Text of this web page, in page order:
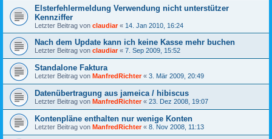
Elsterfehlermeldung Verwendung nicht unterstützer
Kennziffer
Letzter Beitrag von claudiar« 14. Jan 2010, 16:24
Nach dem Update kann ich keine Kasse mehr buchen
Letzter Beitrag von claudiar« 7. Sep 2009, 15:52
Standalone Faktura
Letzter Beitrag von ManfredRichter« 3. Mär 2009, 20:49
Datenübertragung aus jameica / hibiscus
Letzter Beitrag von ManfredRichter« 23. Dez 2008, 19:07
Kontenpläne enthalten nur wenige Konten
Letzter Beitrag von ManfredRichter« 8. Nov 2008, 11:13